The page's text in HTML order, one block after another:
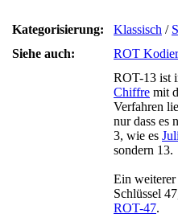
Kategorisierung: Klassisch /
Siehe auch:
ROT
ROT-13 ist
Chiffre mit
Verfahren
nur dass es
3, wie es
sondern 13.
Ein weiterer
Schlüssel
ROT-47.